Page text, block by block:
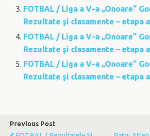
FOTBAL / Liga a V-a „Onoare”
Rezultate şi clasamente – etapa
FOTBAL / Liga a V-a „Onoare”
Rezultate şi clasamente – etapa
FOTBAL / Liga a V-a „Onoare”
Rezultate şi clasamente – etapa
Previous Post